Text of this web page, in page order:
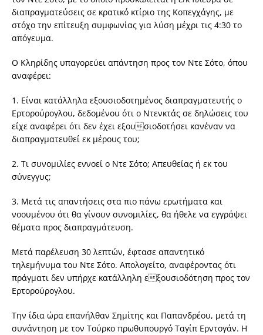
διαπραγματεύσεις σε κρατικό κτίριο της Κοπεγχάγης, με
στόχο την επίτευξη συμφωνίας για λύση μέχρι τις 4:30 το
απόγευμα.
Ο Κληρίδης υπαγορεύει απάντηση προς τον Ντε Σότο, όπου
αναφέρει:
1. Είναι κατάλληλα εξουσιοδοτημένος διαπραγματευτής ο
Ερτορούρογλου, δεδομένου ότι ο Ντενκτάς σε δηλώσεις του
είχε αναφέρει ότι δεν έχει εξουσιοδοτήσει κανέναν να
διαπραγματευθεί εκ μέρους του;
2. Τι συνομιλίες εννοεί ο Ντε Σότο; Απευθείας ή εκ του
σύνεγγυς;
3. Μετά τις απαντήσεις στα πιο πάνω ερωτήματα και
νοουμένου ότι θα γίνουν συνομιλίες, θα ήθελε να εγγράψει
θέματα προς διαπραγμάτευση.
Μετά παρέλευση 30 λεπτών, έφτασε απαντητικό
τηλεμήνυμα του Ντε Σότο. Απολογείτο, αναφέροντας ότι
πράγματι δεν υπήρχε κατάλληλη εξουσιοδότηση προς τον
Ερτορούρογλου.
Την ίδια ώρα επανήλθαν Σημίτης και Παπανδρέου, μετά τη
συνάντηση με τον Τούρκο πρωθυπουργό Ταγίπ Ερντογάν. Η